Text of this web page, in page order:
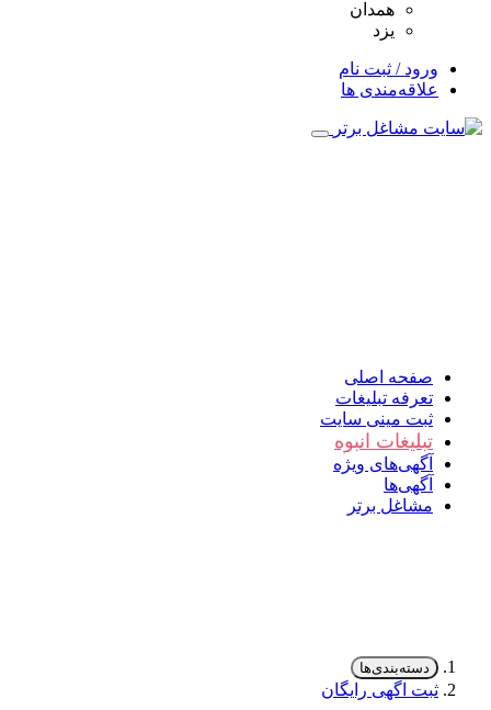
همدان
یزد
ورود / ثبت نام
علاقه‌مندی ها
صفحه اصلی
تعرفه تبلیغات
ثبت مینی سایت
تبلیغات انبوه
آگهی‌های ویژه
آگهی‌ها
مشاغل برتر
دسته‌بندی‌ها
ثبت اگهی رایگان